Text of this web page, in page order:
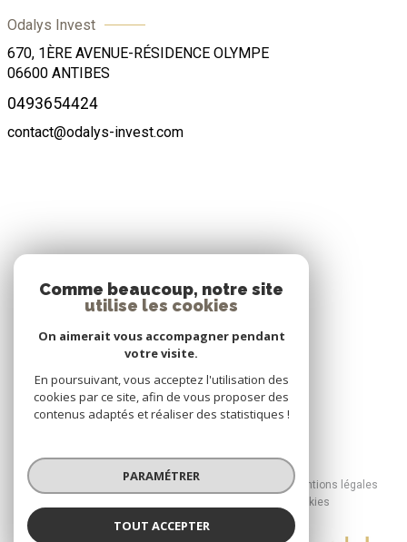
Odalys Invest
670, 1ÈRE AVENUE-RÉSIDENCE OLYMPE
06600 ANTIBES
0493654424
contact@odalys-invest.com
Nous adhérons
© 2026 | Tous droits réservés
Mentions légales
Cookies
Comme beaucoup, notre site
utilise les cookies
On aimerait vous accompagner pendant
votre visite.
En poursuivant, vous acceptez l'utilisation des
cookies par ce site, afin de vous proposer des
contenus adaptés et réaliser des statistiques !
PARAMÉTRER
TOUT ACCEPTER